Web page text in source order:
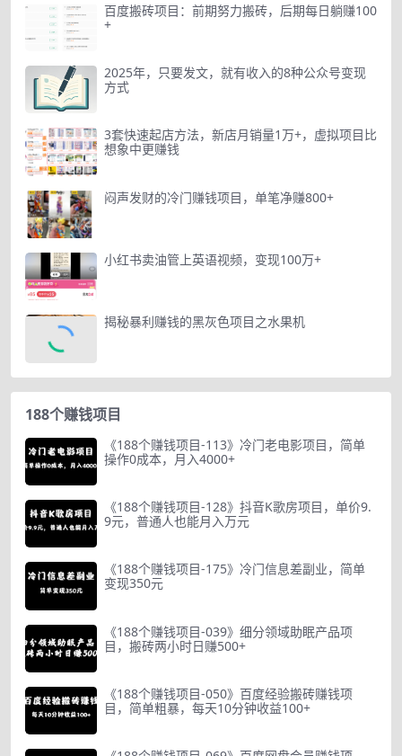
百度搬砖项目：前期努力搬砖，后期每日躺赚100
+
2025年，只要发文，就有收入的8种公众号变现
方式
3套快速起店方法，新店月销量1万+，虚拟项目比
想象中更赚钱
闷声发财的冷门赚钱项目，单笔净赚800+
小红书卖油管上英语视频，变现100万+
揭秘暴利赚钱的黑灰色项目之水果机
188个赚钱项目
《188个赚钱项目-113》冷门老电影项目，简单
操作0成本，月入4000+
《188个赚钱项目-128》抖音K歌房项目，单价9.
9元，普通人也能月入万元
《188个赚钱项目-175》冷门信息差副业，简单
变现350元
《188个赚钱项目-039》细分领域助眠产品项
目，搬砖两小时日赚500+
《188个赚钱项目-050》百度经验搬砖赚钱项
目，简单粗暴，每天10分钟收益100+